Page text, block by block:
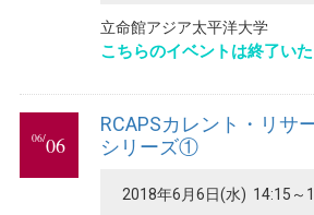
立命館アジア太平洋大学
こちらのイベントは終了いた
06/06
RCAPSカレント・リサ
シリーズ①
2018年6月6日(水) 14:15～